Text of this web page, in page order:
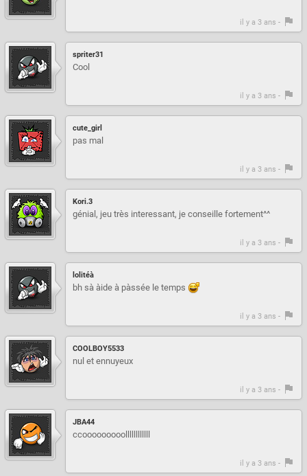
il y a 3 ans -
spriter31
Cool
il y a 3 ans -
cute_girl
pas mal
il y a 3 ans -
Kori.3
génial, jeu très interessant, je conseille fortement^^
il y a 3 ans -
lolitéà
bh sà àide à pàssée le temps
il y a 3 ans -
COOLBOY5533
nul et ennuyeux
il y a 3 ans -
JBA44
ccooooooooollllllllllll
il y a 3 ans -